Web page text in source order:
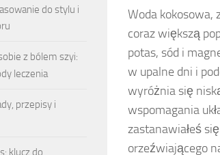
Woda kokosowa,
coraz większą
potas, sód i
w upalne dni i
wyróżnia się
wspomagania
zastanawiałeś
orzeźwiającego
do stylu i
z bólem szyi:
leczenia
przepisy i
klucz do